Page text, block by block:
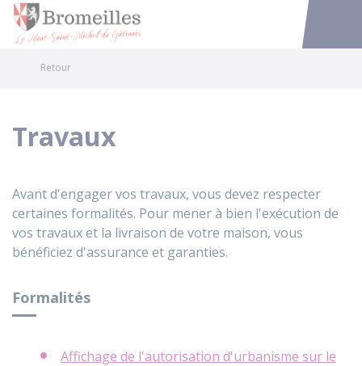
Accéder
Retour
Travaux
Avant d'engager vos travaux, vous devez respecter
certaines formalités. Pour mener à bien l'exécution de
vos travaux et la livraison de votre maison, vous
bénéficiez d'assurance et garanties.
Formalités
Affichage de l'autorisation d'urbanisme sur le